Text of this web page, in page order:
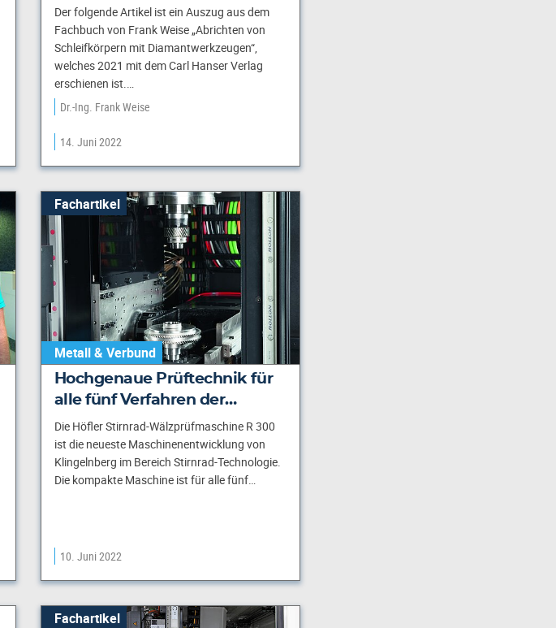
Der folgende Artikel ist ein Auszug aus dem
Fachbuch von Frank Weise „Abrichten von
Schleifkörpern mit Diamantwerkzeugen“,
welches 2021 mit dem Carl Hanser Verlag
erschienen ist.…
Dr.-Ing. Frank Weise
14. Juni 2022
Fachartikel
Metall & Verbund
Hochgenaue Prüftechnik für
alle fünf Verfahren der…
Die Höfler Stirnrad-Wälzprüfmaschine R 300
ist die neueste Maschinenentwicklung von
Klingelnberg im Bereich Stirnrad-Technologie.
Die kompakte Maschine ist für alle fünf…
10. Juni 2022
Fachartikel